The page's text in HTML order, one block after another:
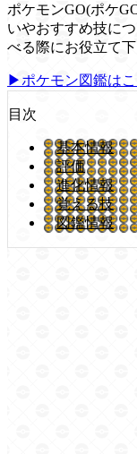
ポケモンGO(ポケ
いやおすすめ技に
べる際にお役立て下
▶ポケモン図鑑はこ
目次
基本情報
評価
進化情報
覚える技
図鑑情報